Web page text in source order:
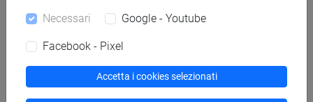
antropologico/ archivistico bibliotecario
dall'egemonia europea alla mondializzazione
Necessari Google - Youtube
Facebook - Pixel
Accetta i cookies selezionati